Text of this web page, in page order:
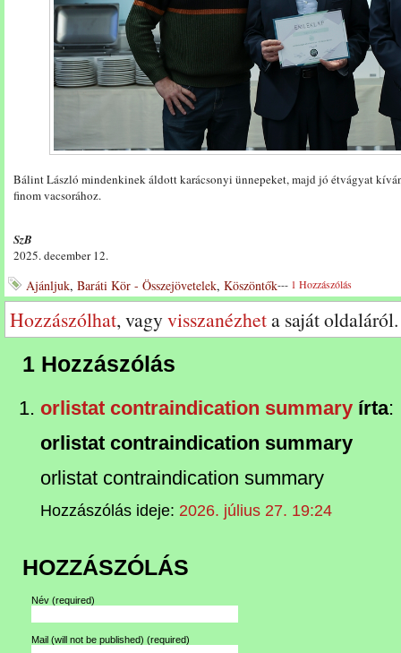
Bálint László mindenkinek áldott karácsonyi ünnepeket, majd jó étvágyat
finom vacsorához.
SzB
2025. december 12.
Ajánljuk, Baráti Kör - Összejövetelek, Köszöntők--- 1 Hozzászólás
Hozzászólhat, vagyvisszanézheta saját oldaláról.
1 Hozzászólás
orlistat contraindication summary írta:
orlistat contraindication summary
orlistat contraindication summary
Hozzászólás ideje: 2026. július 27. 19:24
HOZZÁSZÓLÁS
Név (required)
Mail (will not be published) (required)